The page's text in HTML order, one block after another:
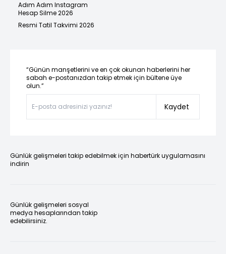
Adım Adım Instagram
Hesap Silme 2026
Resmi Tatil Takvimi 2026
“Günün manşetlerini ve en çok okunan haberlerini her
sabah e-postanızdan takip etmek için bültene üye
olun.”
Kaydet
Günlük gelişmeleri takip edebilmek için habertürk uygulamasını
indirin
Günlük gelişmeleri sosyal
medya hesaplarından takip
edebilirsiniz.